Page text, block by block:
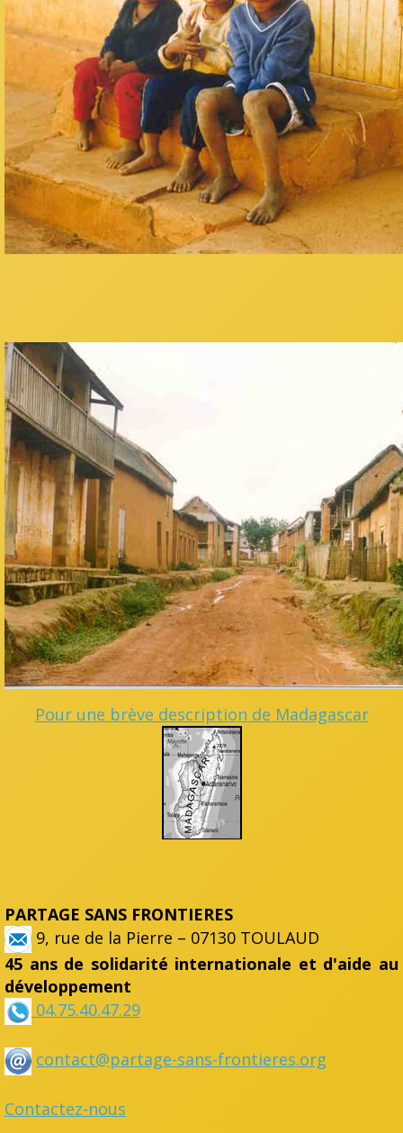
Pour une brève description de Madagascar
PARTAGE SANS FRONTIERES
9, rue de la Pierre – 07130 TOULAUD
45 ans de solidarité internationale et d'aide au
développement
04.75.40.47.29
contact@partage-sans-frontieres.org
Contactez-nous